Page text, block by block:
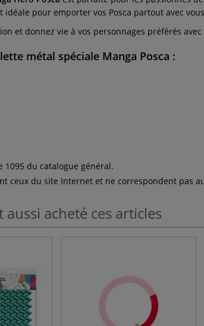
idéale pour emporter vos Posca partout avec
et donnez vie à vos personnages préférés
métal spéciale Manga Posca :
1095 du catalogue général.
ceux du site Internet et ne correspondent pas
aussi acheté ces articles